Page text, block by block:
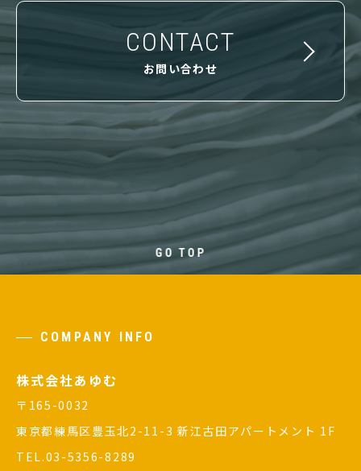
CONTACT
お問い合わせ
GO TOP
COMPANY INFO
株式会社あゆむ
〒165-0032
東京都練馬区豊玉北2-11-3 新江古田アパートメント 1F
TEL.03-5356-8289